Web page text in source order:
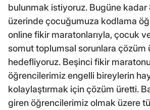
bulunmak istiyoruz. Bugüne kadar
üzerinde çocuğumuza kodlama
online fikir maratonlarıyla, çocuk
somut toplumsal sorunlara çözüm
hedefliyoruz. Beşinci fikir
öğrencilerimiz engelli bireylerin
kolaylaştırmak için çözüm üretti.
giren öğrencilerimiz olmak üzere